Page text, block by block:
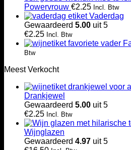
Powervrouw €2.25 Incl. Btw
Vaderdag
Gewaardeerd 5.00 uit 5
€2.25 Incl. Btw
Btw
Meest Verkocht
Drankjewel
Gewaardeerd 5.00 uit 5
€2.25 Incl. Btw
Wijnglazen
Gewaardeerd 4.97 uit 5